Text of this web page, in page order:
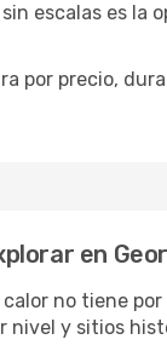
escalas es
por precio,
en
calor no tiene
y sitios